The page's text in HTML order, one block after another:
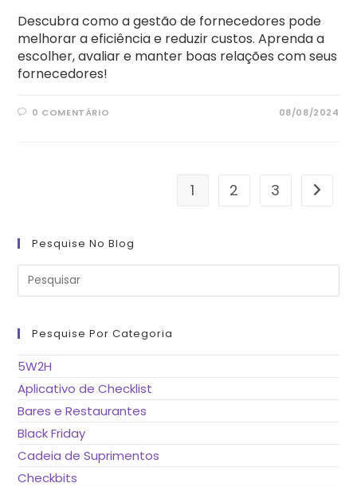
Descubra como a gestão de fornecedores pode
melhorar a eficiência e reduzir custos. Aprenda a
escolher, avaliar e manter boas relações com seus
fornecedores!
0 COMENTÁRIO 08/08/2024
1 2 3 Ir para
Pesquise No Blog
Pesquise Por Categoria
5W2H
Aplicativo de Checklist
Bares e Restaurantes
Black Friday
Cadeia de Suprimentos
Checkbits